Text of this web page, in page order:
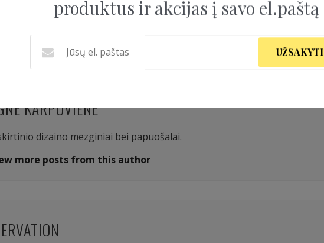
KARPOVIENĖ
dizaino mezginiai bei papuošalai.
more posts from this author
produktus ir akcijas į savo el.paštą
UŽSAKYTI